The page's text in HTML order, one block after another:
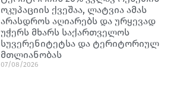
ოკუპაციის ქვეშაა, ლატვია ამას
არასდროს აღიარებს და ურყევად
უჭერს მხარს საქართველოს
სუვერენიტეტსა და ტერიტორიულ
მთლიანობას
07/08/2026